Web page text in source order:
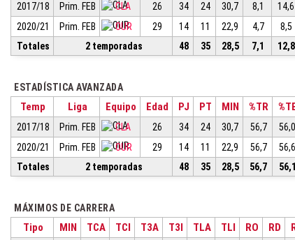
2017/18 Prim. FEB CLA 26 34 24 30,7 8,1 14,6
2020/21
Prim. FEB OUR 29 14 11 22,9 4,7 8,5
Totales
2 temporadas 48 35 28,5 7,1 12,8
ESTADÍSTICA AVANZADA
Temp Liga Equipo Edad PJ PT MIN %TR
2017/18 Prim. FEB CLA 26 34 24 30,7 56,7 56,0
2020/21
Prim. FEB OUR 29 14 11 22,9 56,7 56,6
Totales
2 temporadas 48 35 28,5 56,7 56,1
MÁXIMOS DE CARRERA
Tipo MIN TCA TCI T3A T3I TLA TLI RO RD